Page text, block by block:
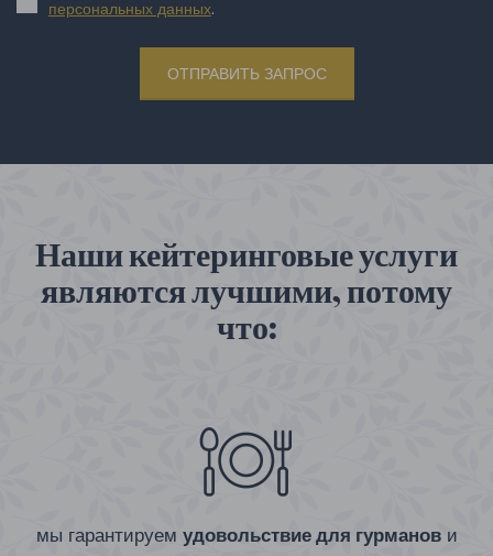
персональных данных.
ОТПРАВИТЬ ЗАПРОС
Наши кейтеринговые услуги
являются лучшими, потому
что:
мы гарантируем удовольствие для гурманови